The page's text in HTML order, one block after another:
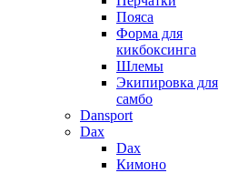
Пояса
Форма для
кикбоксинга
Шлемы
Экипировка для
самбо
Dansport
Dax
Dax
Кимоно